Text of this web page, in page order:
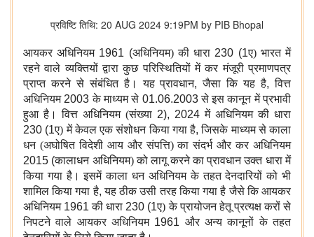
प्रविष्टि तिथि: 20 AUG 2024 9:19PM by PIB Bhopal
आयकर अधिनियम 1961 (अधिनियम) की धारा230 (1ए) भारत में
रहने वाले व्यक्तियों द्वारा कुछ परिस्थितियों में कर मंजूरी प्रमाणपत्र
प्राप्त करने से संबंधित है। यह प्रावधान,जैसा कि यह है,वित्त
अधिनियम2003के माध्यम से 01.06.2003से इस कानून में प्रभावी
हुआ है। वित्त अधिनियम (संख्या 2), 2024में अधिनियम की धारा
230 (1ए) में केवल एक संशोधन किया गया है,जिसके माध्यम से काला
धन (अघोषित विदेशी आय और संपत्ति) का संदर्भ और कर अधिनियम
2015 (कालाधन अधिनियम) को लागू करने का प्रावधान उक्त धारा में
किया गया है। इसमें काला धन अधिनियम के तहत देनदारियों को भी
शामिल किया गया है,यह ठीक उसी तरह किया गया है जैसे कि आयकर
अधिनियम 1961की धारा230 (1ए) के प्रायोजन हेतू प्रत्यक्ष करों से
निपटने वाले आयकर अधिनियम 1961 और अन्य कानूनों के तहत